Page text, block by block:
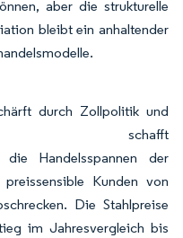
aber die strukturelle
bleibt ein anhaltender
durch Zollpolitik und
schafft
die Handelsspannen der
Kunden von
Die Stahlpreise
im Jahresvergleich bis